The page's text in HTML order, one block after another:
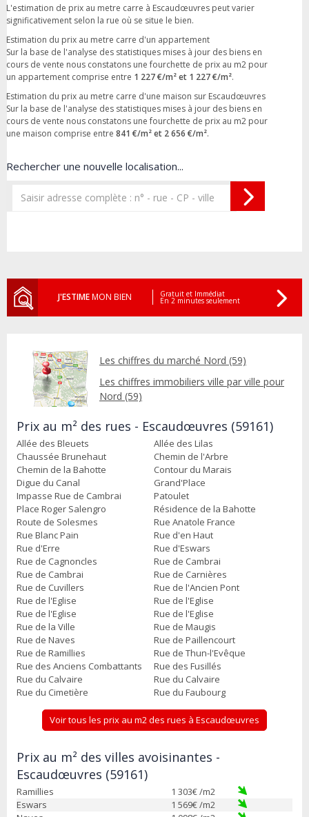
L'estimation de prix au metre carre à Escaudœuvres peut varier
significativement selon la rue où se situe le bien.
Estimation du prix au metre carre d'un appartement
Sur la base de l'analyse des statistiques mises à jour des biens en
cours de vente nous constatons une fourchette de prix au m2 pour
un appartement comprise entre 1 227 €/m² et 1 227 €/m².
Estimation du prix au metre carre d'une maison sur Escaudœuvres
Sur la base de l'analyse des statistiques mises à jour des biens en
cours de vente nous constatons une fourchette de prix au m2 pour
une maison comprise entre 841 €/m² et 2 656 €/m².
Rechercher une nouvelle localisation...
J'ESTIMEMON BIEN Gratuit et Immédiat
En 2 minutes seulement
Les chiffres du marché Nord (59)
Les chiffres immobiliers ville par ville pour
Nord (59)
Prix au m² des rues - Escaudœuvres (59161)
Allée des Bleuets
Allée des Lilas
Chaussée Brunehaut
Chemin de l'Arbre
Chemin de la Bahotte
Contour du Marais
Digue du Canal
Grand'Place
Impasse Rue de Cambrai
Patoulet
Place Roger Salengro
Résidence de la Bahotte
Route de Solesmes
Rue Anatole France
Rue Blanc Pain
Rue d'en Haut
Rue d'Erre
Rue d'Eswars
Rue de Cagnoncles
Rue de Cambrai
Rue de Cambrai
Rue de Carnières
Rue de Cuvillers
Rue de l'Ancien Pont
Rue de l'Eglise
Rue de l'Eglise
Rue de l'Eglise
Rue de l'Eglise
Rue de la Ville
Rue de Maugis
Rue de Naves
Rue de Paillencourt
Rue de Ramillies
Rue de Thun-l'Evêque
Rue des Anciens Combattants
Rue des Fusillés
Rue du Calvaire
Rue du Calvaire
Rue du Cimetière
Rue du Faubourg
Voir tous les prix au m2 des rues à Escaudœuvres
Prix au m² des villes avoisinantes -
Escaudœuvres (59161)
Ramillies 1 303€ /m2
Eswars
1 569€ /m2